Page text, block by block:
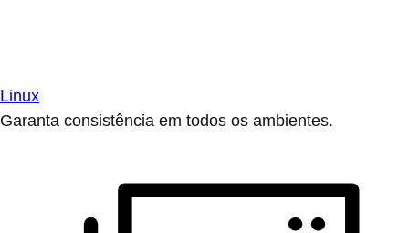
Linux
Garanta consistência em todos os ambientes.